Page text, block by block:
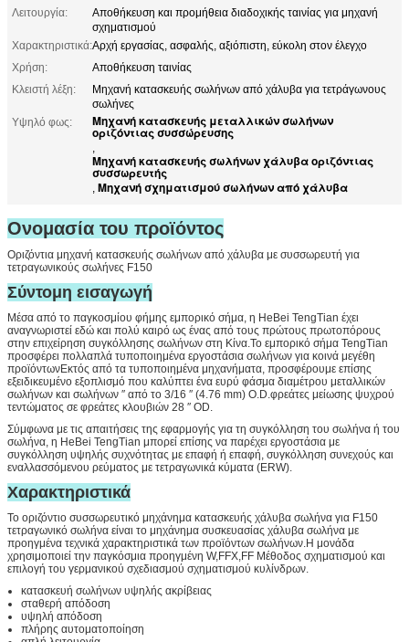
Λειτουργία:
Αποθήκευση και προμήθεια διαδοχικής ταινίας για μηχανή
σχηματισμού
Χαρακτηριστικά:Αρχή εργασίας, ασφαλής, αξιόπιστη, εύκολη στον έλεγχο
Χρήση:
Αποθήκευση ταινίας
Κλειστή λέξη:
Μηχανή κατασκευής σωλήνων από χάλυβα για τετράγωνους
σωλήνες
Υψηλό φως:
Μηχανή κατασκευής μεταλλικών σωλήνων
οριζόντιας συσσώρευσης
,
Μηχανή κατασκευής σωλήνων χάλυβα οριζόντιας
συσσωρευτής
, Μηχανή σχηματισμού σωλήνων από χάλυβα
Ονομασία του προϊόντος
Οριζόντια μηχανή κατασκευής σωλήνων από χάλυβα με συσσωρευτή για
τετραγωνικούς σωλήνες F150
Σύντομη εισαγωγή
Μέσα από το παγκοσμίου φήμης εμπορικό σήμα, η HeBei TengTian έχει
αναγνωριστεί εδώ και πολύ καιρό ως ένας από τους πρώτους πρωτοπόρους
στην επιχείρηση συγκόλλησης σωλήνων στη Κίνα.Το εμπορικό σήμα TengTian
προσφέρει πολλαπλά τυποποιημένα εργοστάσια σωλήνων για κοινά μεγέθη
προϊόντωνΕκτός από τα τυποποιημένα μηχανήματα, προσφέρουμε επίσης
εξειδικευμένο εξοπλισμό που καλύπτει ένα ευρύ φάσμα διαμέτρου μεταλλικών
σωλήνων και σωλήνων ′′ από το 3/16 ′′ (4.76 mm) O.D.φρεάτες μείωσης ψυχρού
τεντώματος σε φρεάτες κλουβιών 28 ′′ OD.
Σύμφωνα με τις απαιτήσεις της εφαρμογής για τη συγκόλληση του σωλήνα ή του
σωλήνα, η HeBei TengTian μπορεί επίσης να παρέχει εργοστάσια με
συγκόλληση υψηλής συχνότητας με επαφή ή επαφή, συγκόλληση συνεχούς και
εναλλασσόμενου ρεύματος με τετραγωνικά κύματα (ERW).
Χαρακτηριστικά
Το οριζόντιο συσσωρευτικό μηχάνημα κατασκευής χάλυβα σωλήνα για F150
τετραγωνικό σωλήνα είναι το μηχάνημα συσκευασίας χάλυβα σωλήνα με
προηγμένα τεχνικά χαρακτηριστικά των προϊόντων σωλήνων.Η μονάδα
χρησιμοποιεί την παγκόσμια προηγμένη W,FFX,FF Μέθοδος σχηματισμού και
επιλογή του γερμανικού σχεδιασμού σχηματισμού κυλίνδρων.
κατασκευή σωλήνων υψηλής ακρίβειας
σταθερή απόδοση
υψηλή απόδοση
πλήρης αυτοματοποίηση